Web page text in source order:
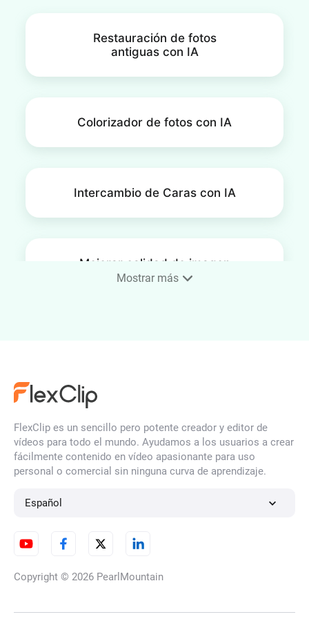
Restauración de fotos
antiguas con IA
Colorizador de fotos con IA
Intercambio de Caras con IA
Mejorar calidad de imagen
con IA
Convertidor de Imágenes HD
Mostrar más
FlexClip es un sencillo pero potente creador y editor de
vídeos para todo el mundo. Ayudamos a los usuarios a crear
fácilmente contenido en vídeo apasionante para uso
personal o comercial sin ninguna curva de aprendizaje.
Español
Copyright © 2026 PearlMountain